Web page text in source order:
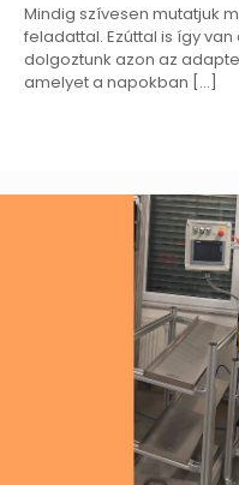
Mindig szívesen mutatjuk
feladattal. Ezúttal is így
dolgoztunk azon az
amelyet a napokban […]